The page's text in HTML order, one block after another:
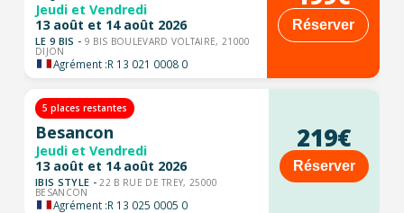
Jeudi et Vendredi
13 août et 14 août 2026
LE 9 BIS - 9 BIS BOULEVARD VOLTAIRE, 21000
DIJON
Agrément :R 13 021 0008 0
Réserver
5 places restantes
Besancon
Jeudi et Vendredi
13 août et 14 août 2026
IBIS STYLE - 22 B RUE DE TREY, 25000
BESANCON
Agrément :R 13 025 0005 0
219€
Réserver